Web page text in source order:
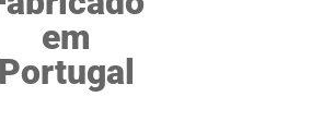
em
Portugal